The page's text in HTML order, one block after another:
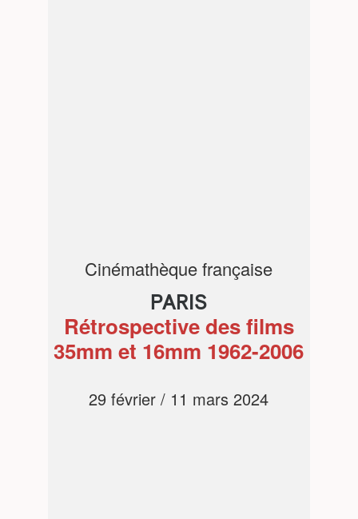
Cinémathèque française
PARIS
Rétrospective des films
35mm et 16mm 1962-2006
29 février / 11 mars 2024